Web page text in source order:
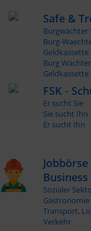
Safe &
Burgwächter
Burg-
Geldkassette
Burg
Geldkassette
FSK -
Er sucht Sie
Sie sucht Ihn
Er sucht Ihn
Jobbörse
Business
Sozialer
Transport,
Verkehr